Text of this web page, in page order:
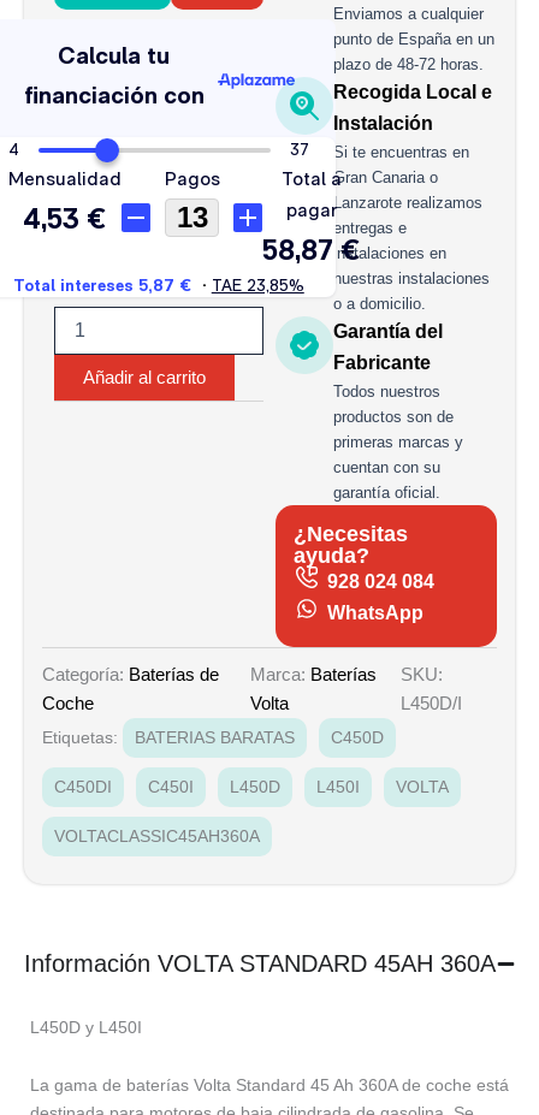
STANDARD
45AH
360A
Añadir al carrito
Enviamos a cualquier
punto de España en un
plazo de 48-72 horas.
Recogida Local e
Instalación
Si te encuentras en
Gran Canaria o
Lanzarote realizamos
entregas e
instalaciones en
nuestras instalaciones
o a domicilio.
Garantía del
Fabricante
Todos nuestros
productos son de
primeras marcas y
cuentan con su
garantía oficial.
¿Necesitas
ayuda?
928 024 084
WhatsApp
Categoría: Baterías de
Coche
Marca: Baterías
Volta
SKU:
L450D/I
Etiquetas: BATERIAS BARATAS C450D
C450DI C450I L450D L450I VOLTA
VOLTACLASSIC45AH360A
Información VOLTA STANDARD 45AH 360A
L450D y L450I
La gama de baterías Volta Standard 45 Ah 360A de coche está